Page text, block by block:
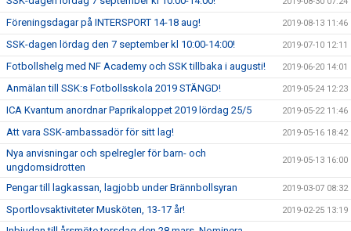
Föreningsdagar på INTERSPORT 14-18 aug! 2019-08-13 11:46
SSK-dagen lördag den 7 september kl 10:00-14:00! 2019-07-10 12:11
Fotbollshelg med NF Academy och SSK tillbaka i augusti! 2019-06-20 14:01
Anmälan till SSK:s Fotbollsskola 2019 STÄNGD! 2019-05-24 12:23
ICA Kvantum anordnar Paprikaloppet 2019 lördag 25/5 2019-05-22 11:46
Att vara SSK-ambassadör för sitt lag! 2019-05-16 18:42
Nya anvisningar och spelregler för barn- och
ungdomsidrotten
2019-05-13 16:00
Pengar till lagkassan, lagjobb under Brännbollsyran 2019-03-07 08:32
Sportlovsaktiviteter Musköten, 13-17 år! 2019-02-25 13:19